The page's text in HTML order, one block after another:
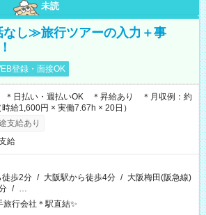
未読
し≫旅行ツアーの入力＋事
登録・面接OK
日払い・週払いOK ＊昇給あり ＊月収例：約
給1,600円 × 実働7.67h × 20日）
支給あり
給
徒歩2分 / 大阪駅から徒歩4分 / 大阪梅田(阪急線)
/ …
旅行会社＊駅直結✨